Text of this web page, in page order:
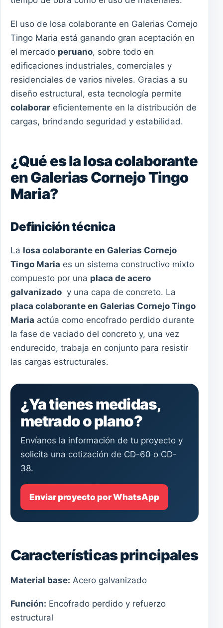
El uso de losa colaborante en Galerias Cornejo
Tingo Maria está ganando gran aceptación en
el mercado peruano, sobre todo en
edificaciones industriales, comerciales y
residenciales de varios niveles. Gracias a su
diseño estructural, esta tecnología permite
colaborar eficientemente en la distribución de
cargas, brindando seguridad y estabilidad.
¿Qué es la losa colaborante
en Galerias Cornejo Tingo
Maria?
Definición técnica
La losa colaborante en Galerias Cornejo
Tingo Maria es un sistema constructivo mixto
compuesto por una placa de acero
galvanizado y una capa de concreto. La
placa colaborante en Galerias Cornejo Tingo
Maria actúa como encofrado perdido durante
la fase de vaciado del concreto y, una vez
endurecido, trabaja en conjunto para resistir
las cargas estructurales.
¿Ya tienes medidas,
metrado o plano?
Envíanos la información de tu proyecto y
solicita una cotización de CD-60 o CD-
38.
Enviar proyecto por WhatsApp
Características principales
Material base: Acero galvanizado
Función: Encofrado perdido y refuerzo
estructural